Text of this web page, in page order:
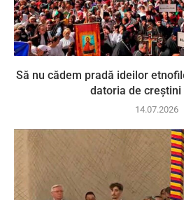
Să nu cădem pradă ideilor
datoria de creștini
14.07.2026